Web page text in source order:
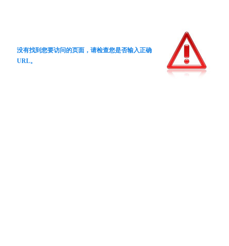
没有找到您要访问的页面，请检查您是否输入正确
URL。